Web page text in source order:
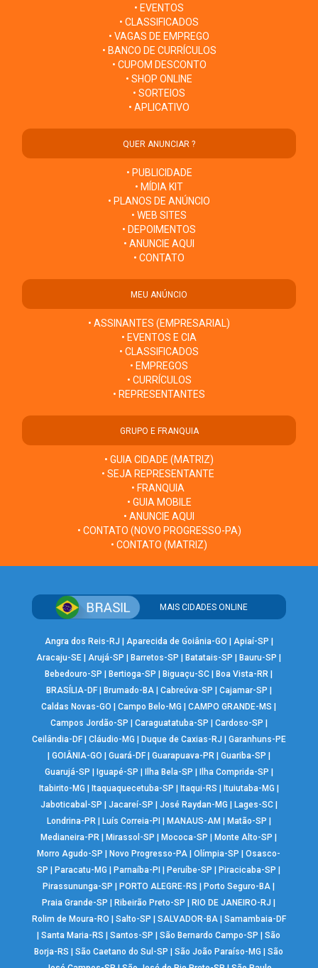
• EVENTOS
• CLASSIFICADOS
• VAGAS DE EMPREGO
• BANCO DE CURRÍCULOS
• CUPOM DESCONTO
• SHOP ONLINE
• SORTEIOS
• APLICATIVO
QUER ANUNCIAR ?
• PUBLICIDADE
• MÍDIA KIT
• PLANOS DE ANÚNCIO
• WEB SITES
• DEPOIMENTOS
• ANUNCIE AQUI
• CONTATO
MEU ANÚNCIO
• ASSINANTES (EMPRESARIAL)
• EVENTOS E CIA
• CLASSIFICADOS
• EMPREGOS
• CURRÍCULOS
• REPRESENTANTES
GRUPO E FRANQUIA
• GUIA CIDADE (MATRIZ)
• SEJA REPRESENTANTE
• FRANQUIA
• GUIA MOBILE
• ANUNCIE AQUI
• CONTATO (NOVO PROGRESSO-PA)
• CONTATO (MATRIZ)
MAIS CIDADES ONLINE
Angra dos Reis-RJ | Aparecida de Goiânia-GO | Apiaí-SP |
Aracaju-SE | Arujá-SP |Barretos-SP |Batatais-SP |Bauru-SP |
Bebedouro-SP |Bertioga-SP |Biguaçu-SC |Boa Vista-RR |
BRASÍLIA-DF| Brumado-BA| Cabreúva-SP | Cajamar-SP |
Caldas Novas-GO |Campo Belo-MG |CAMPO GRANDE-MS |
Campos Jordão-SP | Caraguatatuba-SP | Cardoso-SP |
Ceilândia-DF| Cláudio-MG | Duque de Caxias-RJ | Garanhuns-PE
| GOIÂNIA-GO | Guará-DF| Guarapuava-PR | Guariba-SP |
Guarujá-SP | Iguapé-SP | Ilha Bela-SP | Ilha Comprida-SP |
Itabirito-MG | Itaquaquecetuba-SP | Itaqui-RS | Ituiutaba-MG |
Jaboticabal-SP | Jacareí-SP | José Raydan-MG | Lages-SC|
Londrina-PR | Luís Correia-PI | MANAUS-AM | Matão-SP |
Medianeira-PR |Mirassol-SP |Mococa-SP |Monte Alto-SP |
Morro Agudo-SP |Novo Progresso-PA |Olímpia-SP |Osasco-
SP |Paracatu-MG |Parnaíba-PI |Peruíbe-SP |Piracicaba-SP |
Pirassununga-SP |PORTO ALEGRE-RS |Porto Seguro-BA |
Praia Grande-SP |Ribeirão Preto-SP |RIO DE JANEIRO-RJ |
Rolim de Moura-RO | Salto-SP | SALVADOR-BA| Samambaia-DF
|Santa Maria-RS |Santos-SP |São Bernardo Campo-SP |São
Borja-RS |São Caetano do Sul-SP |São João Paraíso-MG |São